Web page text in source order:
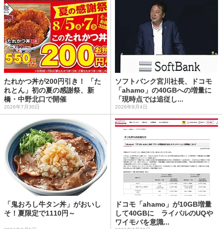
たれかつ丼が200円引き！ 「た
れとん」初の夏の感謝祭、新
橋・中野北口で開催
2026年7月30日
ソフトバンク宮川社長、ドコモ
「ahamo」の40GBへの増量に
「現時点では追従し...
2026年8月4日
「鬼おろし牛タン丼」がおいし
そ！夏限定で1110円～
ドコモ「ahamo」が10GB増量
して40GBに ライバルのUQや
ワイモバを意識...